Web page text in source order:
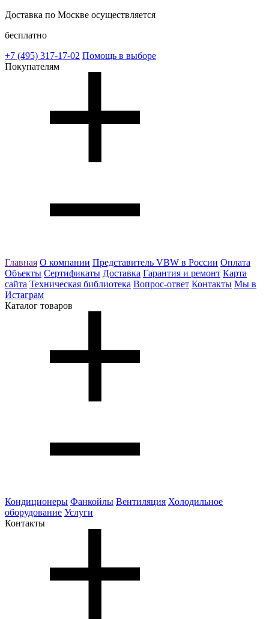
Доставка по Москве осуществляется
бесплатно
+7 (495) 317-17-02 Помощь в выборе
Покупателям
Главная О компании Представитель VBW в России Оплата
Объекты Сертификаты Доставка Гарантия и ремонт Карта
сайта Техническая библиотека Вопрос-ответ Контакты Мы в
Истаграм
Каталог товаров
Кондиционеры Фанкойлы Вентиляция Холодильное
оборудование Услуги
Контакты